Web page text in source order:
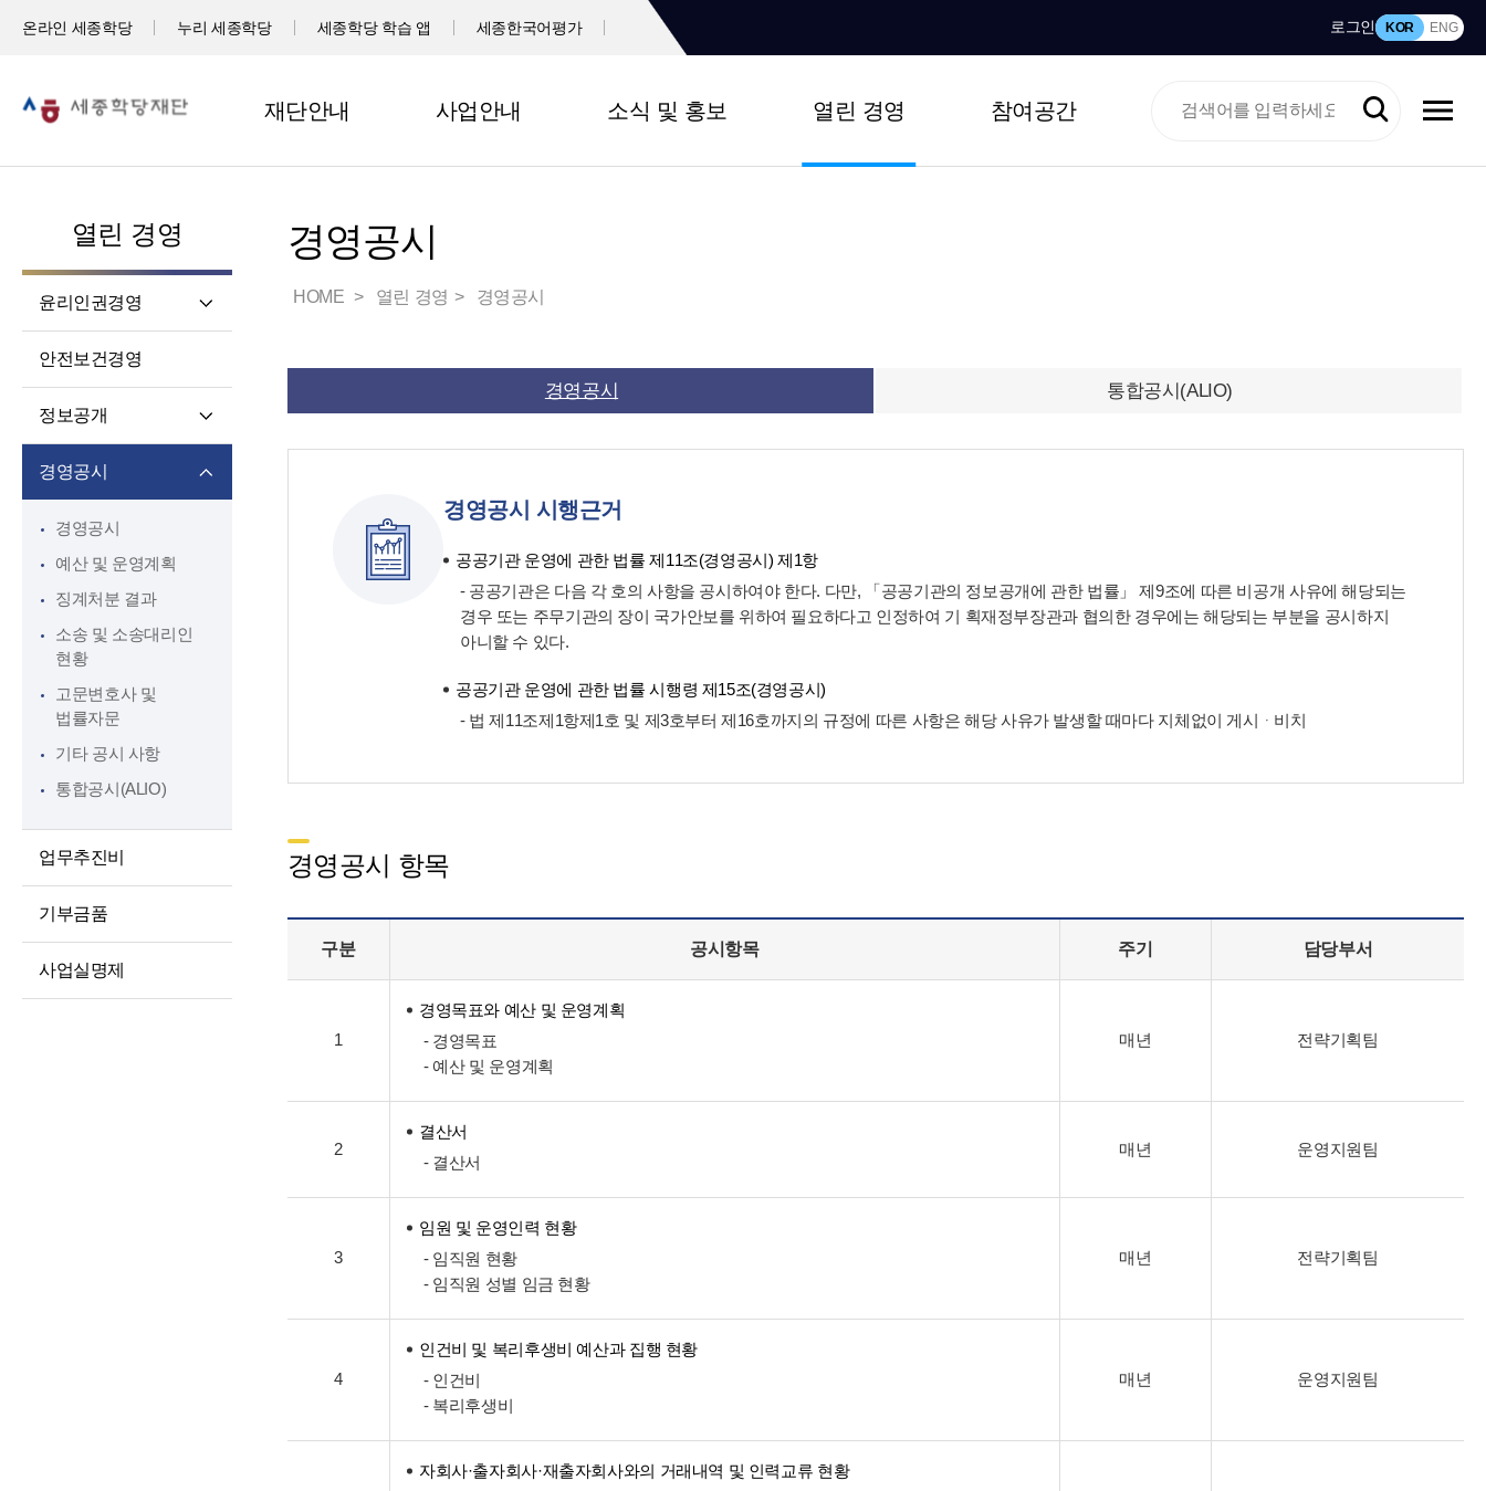
온라인 세종학당 누리 세종학당 세종학당 학습 앱 세종한국어평가 로그인 KOR ENG
재단안내 사업안내 소식 및 홍보 열린 경영 참여공간
열린 경영
윤리인권경영
고객서비스 헌장
윤리 자가 진단
재단 청렴 실천 결의문
인권경영
윤리인권경영 활동
청렴포털부패신고
익명부패신고
(레드휘슬)
청렴포털공익신고
갑질피해신고
안전보건경영
정보공개
처리절차
정보공개방법
불복구제절차
비공개세부기준
공공데이터 개방
경영공시
경영공시
예산 및 운영계획
징계처분 결과
소송 및 소송대리인
현황
고문변호사 및
법률자문
기타 공시 사항
통합공시(ALIO)
업무추진비
기부금품
사업실명제
경영공시
HOME 열린 경영 경영공시
경영공시 통합공시(ALIO)
경영공시 시행근거
공공기관 운영에 관한 법률 제11조(경영공시) 제1항
- 공공기관은 다음 각 호의 사항을 공시하여야 한다. 다만, 「공공기관의 정보공개에 관한 법률」 제9조에 따른 비공개 사유에 해당되는
경우 또는 주무기관의 장이 국가안보를 위하여 필요하다고 인정하여 기 획재정부장관과 협의한 경우에는 해당되는 부분을 공시하지
아니할 수 있다.
공공기관 운영에 관한 법률 시행령 제15조(경영공시)
- 법 제11조제1항제1호 및 제3호부터 제16호까지의 규정에 따른 사항은 해당 사유가 발생할 때마다 지체없이 게시ᆞ비치
경영공시 항목
구분 공시항목 주기 담당부서
1
경영목표와 예산 및 운영계획
- 경영목표
- 예산 및 운영계획
매년 전략기획팀
2
결산서
- 결산서
매년 운영지원팀
3
임원 및 운영인력 현황
- 임직원 현황
- 임직원 성별 임금 현황
매년 전략기획팀
4
인건비 및 복리후생비 예산과 집행 현황
- 인건비
- 복리후생비
매년 운영지원팀
자회사·출자회사·재출자회사와의 거래내역 및 인력교류 현황